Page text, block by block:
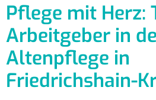
Pflege mit Herz:
Arbeitgeber in
Altenpflege in
Friedrichshain-